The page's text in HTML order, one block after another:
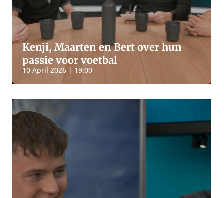
Kenji, Maarten en Bert over hun
passie voor voetbal
10 April 2026 | 19:00